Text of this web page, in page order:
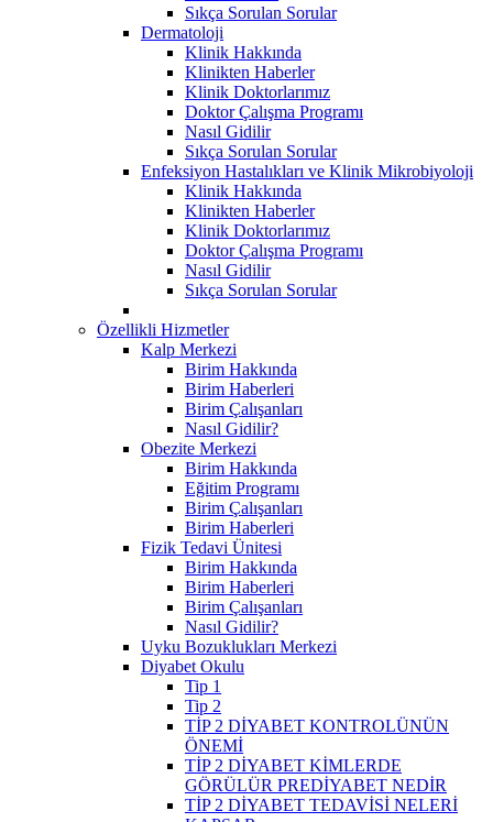
Sıkça Sorulan Sorular
Dermatoloji
Klinik Hakkında
Klinikten Haberler
Klinik Doktorlarımız
Doktor Çalışma Programı
Nasıl Gidilir
Sıkça Sorulan Sorular
Enfeksiyon Hastalıkları ve Klinik Mikrobiyoloji
Klinik Hakkında
Klinikten Haberler
Klinik Doktorlarımız
Doktor Çalışma Programı
Nasıl Gidilir
Sıkça Sorulan Sorular
Özellikli Hizmetler
Kalp Merkezi
Birim Hakkında
Birim Haberleri
Birim Çalışanları
Nasıl Gidilir?
Obezite Merkezi
Birim Hakkında
Eğitim Programı
Birim Çalışanları
Birim Haberleri
Fizik Tedavi Ünitesi
Birim Hakkında
Birim Haberleri
Birim Çalışanları
Nasıl Gidilir?
Uyku Bozuklukları Merkezi
Diyabet Okulu
Tip 1
Tip 2
TİP 2 DİYABET KONTROLÜNÜN
ÖNEMİ
TİP 2 DİYABET KİMLERDE
GÖRÜLÜR PREDİYABET NEDİR
TİP 2 DİYABET TEDAVİSİ NELERİ